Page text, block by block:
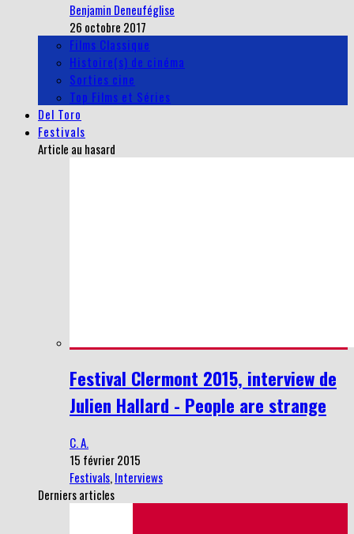
Benjamin Deneuféglise
26 octobre 2017
Films Classique
Histoire(s) de cinéma
Sorties cine
Top Films et Séries
Del Toro
Festivals
Article au hasard
Festival Clermont 2015, interview de
Julien Hallard - People are strange
C. A.
15 février 2015
Festivals,Interviews
Derniers articles